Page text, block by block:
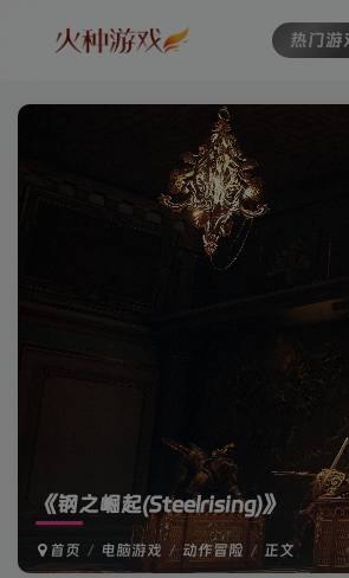
热门游
《钢之崛起(Steelrising)》
首页 电脑游戏 动作冒险 正文